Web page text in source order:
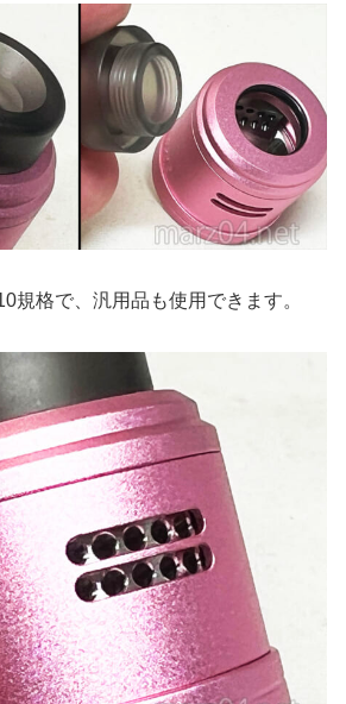
規格で、汎用品も使用できます。